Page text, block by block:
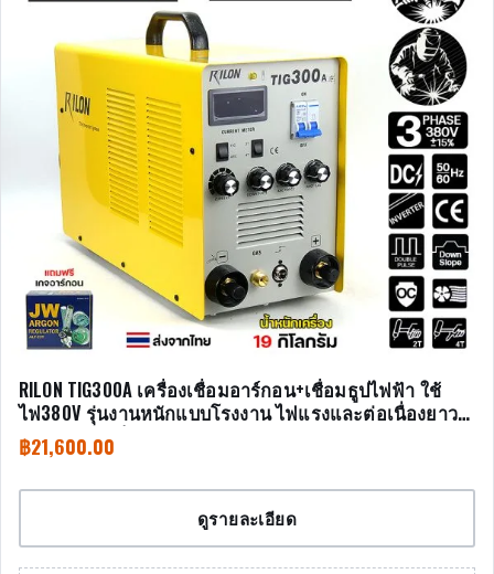
RILON TIG300A เครื่องเชื่อมอาร์กอน+เชื่อมธูปไฟฟ้า ใช้
ไฟ380V รุ่นงานหนักแบบโรงงาน ไฟแรงและต่อเนื่องยาว
ไม่มีพักจนเสร็จงาน
฿21,600.00
ดูรายละเอียด